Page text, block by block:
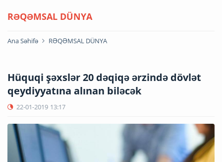
RƏQƏMSAL DÜNYA
Ana Səhifə RƏQƏMSAL DÜNYA
Hüquqi şəxslər 20 dəqiqə ərzində dövlət
qeydiyyatına alınan biləcək
22-01-2019 13:17